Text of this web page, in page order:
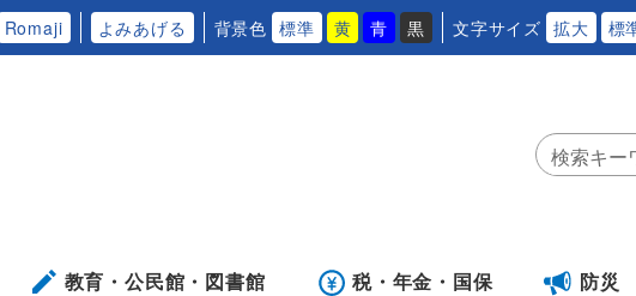
Romaji よみあげる 背景色 標準 黄 青 黒 文字サイズ 拡大 標
教育・公民館・ 図書館 税・年金・ 国保 防災